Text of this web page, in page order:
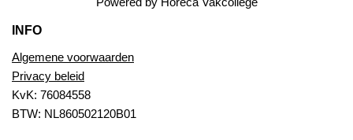
INFO
Algemene voorwaarden
Privacy beleid
KvK: 76084558
BTW: NL860502120B01